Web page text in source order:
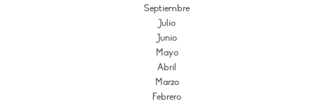
Septiembre
Julio
Junio
Mayo
Abril
Marzo
Febrero